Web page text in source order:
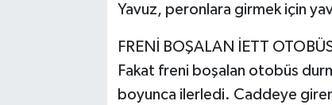
Yavuz, peronlara girmek için
FRENİ BOŞALAN İETT
Fakat freni boşalan otobüs
boyunca ilerledi. Caddeye